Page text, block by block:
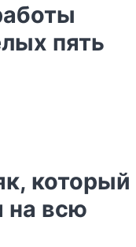
пять
который
на всю